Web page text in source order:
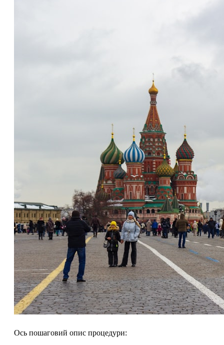
Ось пошаговий опис процедури: